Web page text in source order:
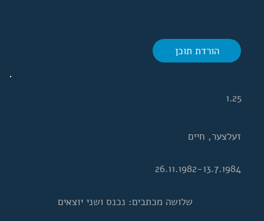
הורדת תוכן
שלושה מכתבים: נכנס ושני יוצאים
26.11.1982-13.7.1984
זעלצער, חיים
1.25